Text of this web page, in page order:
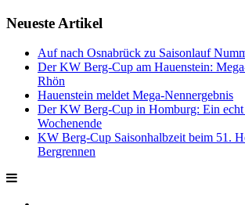
Neueste Artikel
Auf nach Osnabrück zu Saisonlauf
Der KW Berg-Cup am Hauenstein:
Rhön
Hauenstein meldet Mega-Nennergebnis
Der KW Berg-Cup in Homburg: Ein echt
Wochenende
KW Berg-Cup Saisonhalbzeit beim 51.
Bergrennen